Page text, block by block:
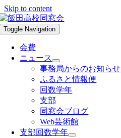
Skip to content
Toggle Navigation
会費
ニュース
事務局からのお知らせ
ふるさと情報便
回数学年
支部
同窓会ブログ
Web芸術館
支部回数学年